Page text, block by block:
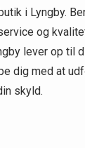
i Lyngby.
og
lever op til
dig med at
skyld.